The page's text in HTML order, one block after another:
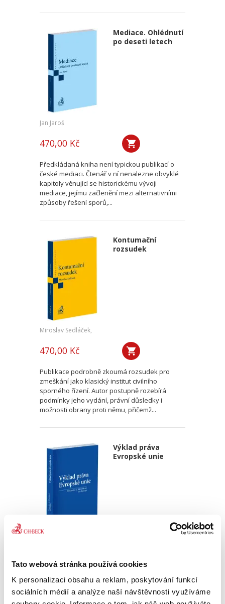
Tato webová stránka používá cookies
K personalizaci obsahu a reklam, poskytování funkcí
sociálních médií a analýze naší návštěvnosti využíváme
Mediace. Ohlédnutí
po deseti letech
Jan Jaroš
470,00 Kč
Předkládaná kniha není typickou publikací o
české mediaci. Čtenář v ní nenalezne obvyklé
kapitoly věnující se historickému vývoji
mediace, jejímu začlenění mezi alternativními
způsoby řešení sporů,...
Kontumační
rozsudek
Miroslav Sedláček,
470,00 Kč
Publikace podrobně zkoumá rozsudek pro
zmeškání jako klasický institut civilního
sporného řízení. Autor postupně rozebírá
podmínky jeho vydání, právní důsledky i
možnosti obrany proti němu, přičemž...
Výklad práva
Evropské unie
890,00 Kč
Právo Evropské unie v dnešní době významně
ovlivňuje bezmála všechna odvětví českého
právního řádu. Základem pro správný výklad